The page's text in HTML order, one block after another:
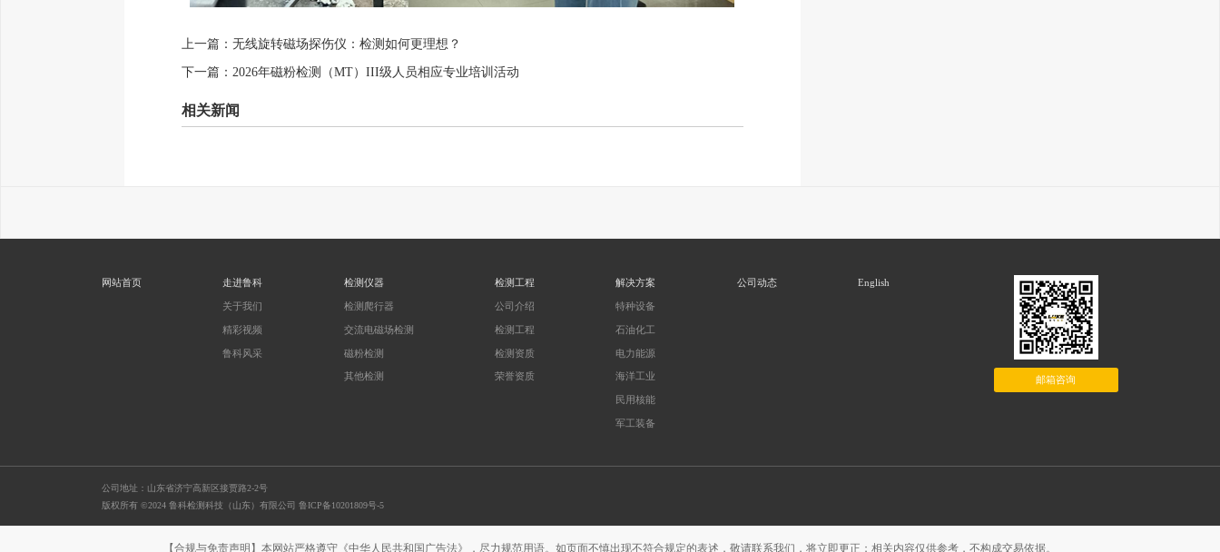
上一篇： 无线旋转磁场探伤仪：检测如何更理想？
下一篇： 2026年磁粉检测（MT）III级人员相应专业培训活动
相关新闻
网站首页 走进鲁科
关于我们
精彩视频
鲁科风采
检测仪器
检测爬行器
交流电磁场检测
磁粉检测
其他检测
检测工程
公司介绍
检测工程
检测资质
荣誉资质
解决方案
特种设备
石油化工
电力能源
海洋工业
民用核能
军工装备
公司动态 English
邮箱咨询
公司地址：山东省济宁高新区接贾路2-2号
版权所有 ©2024 鲁科检测科技（山东）有限公司鲁ICP备10201809号-5
【合规与免责声明】本网站严格遵守《中华人民共和国广告法》，尽力规范用语。如页面不慎出现不符合规定的表述，敬请联系我们，将立即更正；相关内容仅供参考，不构成交易依据。